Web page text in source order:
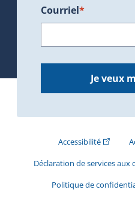
Courriel*
Je veux
Accessibilité(Cet
Déclaration de services
Politique de